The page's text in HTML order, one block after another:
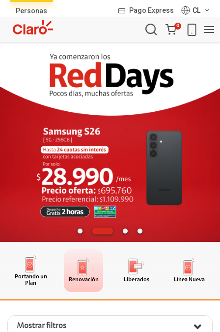
Personas Pago Express
CL
Carro
de
0
Portando un
Plan
Renovación Liberados Línea Nueva
Mostrar filtros
productos